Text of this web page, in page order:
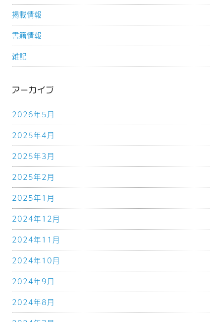
掲載情報
書籍情報
雑記
アーカイブ
2026年5月
2025年4月
2025年3月
2025年2月
2025年1月
2024年12月
2024年11月
2024年10月
2024年9月
2024年8月